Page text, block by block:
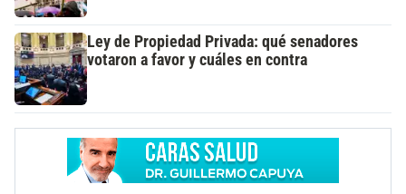
Ley de Propiedad Privada: qué senadores
votaron a favor y cuáles en contra